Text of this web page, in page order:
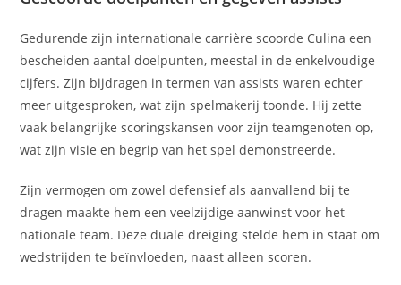
Gedurende zijn internationale carrière scoorde Culina een
bescheiden aantal doelpunten, meestal in de enkelvoudige
cijfers. Zijn bijdragen in termen van assists waren echter
meer uitgesproken, wat zijn spelmakerij toonde. Hij zette
vaak belangrijke scoringskansen voor zijn teamgenoten op,
wat zijn visie en begrip van het spel demonstreerde.
Zijn vermogen om zowel defensief als aanvallend bij te
dragen maakte hem een veelzijdige aanwinst voor het
nationale team. Deze duale dreiging stelde hem in staat om
wedstrijden te beïnvloeden, naast alleen scoren.